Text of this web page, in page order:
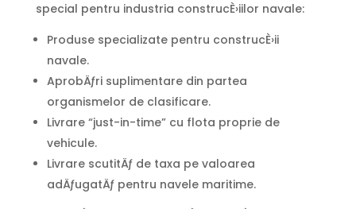
special pentru industria construcÈ›iilor navale:
Produse specializate pentru construcÈ›ii
navale.
AprobÄƒri suplimentare din partea
organismelor de clasificare.
Livrare “just-in-time” cu flota proprie de
vehicule.
Livrare scutitÄƒ de taxa pe valoarea
adÄƒugatÄƒ pentru navele maritime.